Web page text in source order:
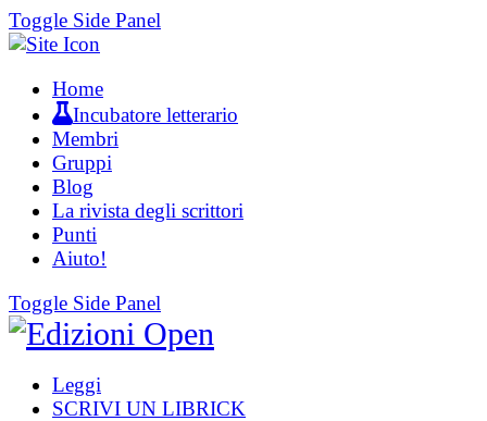
Toggle Side Panel
Home
Incubatore letterario
Membri
Gruppi
Blog
La rivista degli scrittori
Punti
Aiuto!
Toggle Side Panel
Leggi
SCRIVI UN LIBRICK